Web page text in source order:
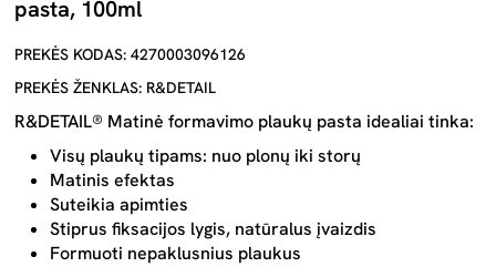
pasta, 100ml
PREKĖS KODAS: 4270003096126
PREKĖS ŽENKLAS: R&DETAIL
R&DETAIL® Matinė formavimo plaukų pasta idealiai tinka:
Visų plaukų tipams: nuo plonų iki storų
Matinis efektas
Suteikia apimties
Stiprus fiksacijos lygis, natūralus įvaizdis
Formuoti nepaklusnius plaukus